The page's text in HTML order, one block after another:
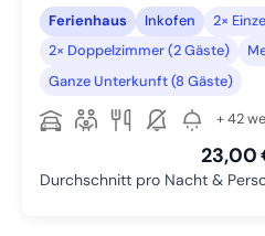
Ferienhaus Inkofen
2×
2× Doppelzimmer (2 Gäste)
Ganze Unterkunft (8 Gäste)
+ 42
23,00
Durchschnitt pro Nacht &